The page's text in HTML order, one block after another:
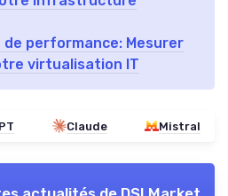
de performance: Mesurer
virtualisation IT
Claude Mistral